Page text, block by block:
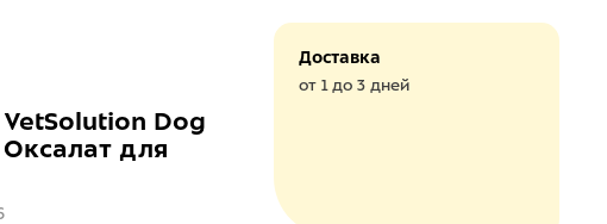
Dog
для
Доставка
от 1 до 3 дней